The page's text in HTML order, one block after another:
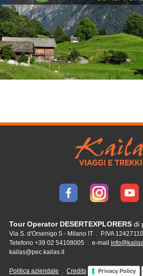
Tour Operator DESERTEXPLORERSdi
Via S. d'Orsenigo 5 - Milano IT . P.IVA
Telefono +39 02 54108005 . e-mail
kailas@pec.kailas.it
Politica aziendale . Credits Privacy Policy